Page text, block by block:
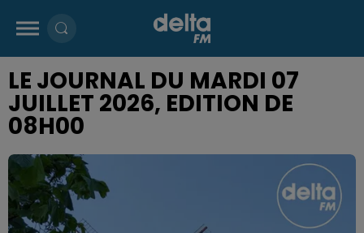
LE JOURNAL DU MARDI 07
JUILLET 2026, EDITION DE
08H00